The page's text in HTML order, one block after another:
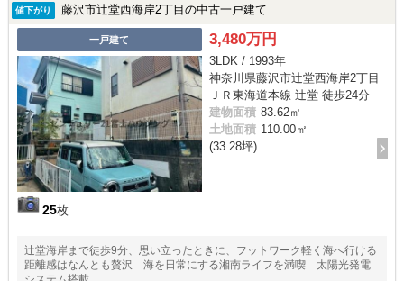
値下がり 藤沢市辻堂西海岸2丁目の中古一戸建て
一戸建て
25枚
3,480万円
3LDK / 1993年
神奈川県藤沢市辻堂西海岸2丁目
ＪＲ東海道本線 辻堂 徒歩24分
建物面積 83.62㎡
土地面積 110.00㎡
(33.28坪)
辻堂海岸まで徒歩9分、思い立ったときに、フットワーク軽く海へ行ける
距離感はなんとも贅沢 海を日常にする湘南ライフを満喫 太陽光発電